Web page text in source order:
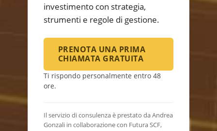
investimento con strategia,
strumenti e regole di gestione.
PRENOTA UNA PRIMA
CHIAMATA GRATUITA
Ti rispondo personalmente entro 48
ore.
Il servizio di consulenza è prestato da Andrea
Gonzali in collaborazione con Futura SCF,